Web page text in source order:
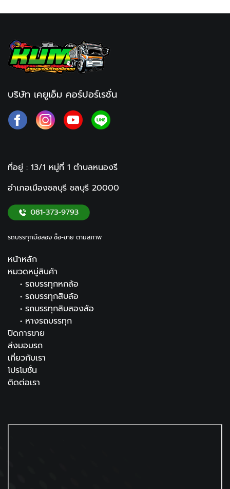
บริษัท เคยูเอ็ม คอร์ปอร์เรชั่น
ที่อยู่ : 13/1 หมู่ที่ 1 ตำบลหนองรี
อำเภอเมืองชลบุรี ชลบุรี 20000
รถบรรทุกมือสอง ซื้อ-ขาย ตามสภาพ
หน้าหลัก
หมวดหมู่สินค้า
• รถบรรทุกหกล้อ
• รถบรรทุกสิบล้อ
• รถบรรทุกสิบสองล้อ
• หางรถบรรทุก
ปิดการขาย
ส่งมอบรถ
เกี่ยวกับเรา
โปรโมชั่น
ติดต่อเรา